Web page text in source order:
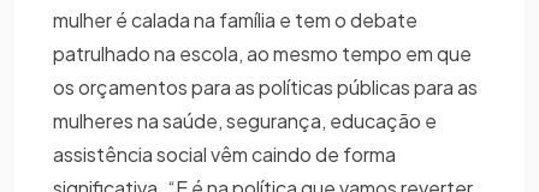
mulher é calada na família e tem o debate
patrulhado na escola, ao mesmo tempo em que
os orçamentos para as políticas públicas para as
mulheres na saúde, segurança, educação e
assistência social vêm caindo de forma